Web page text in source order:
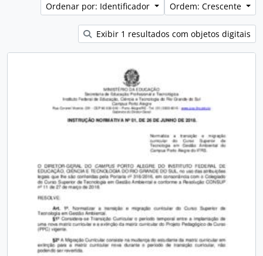
Ordenar por: Identificador
Ordem: Crescente
Exibir 1 resultados com objetos digitais